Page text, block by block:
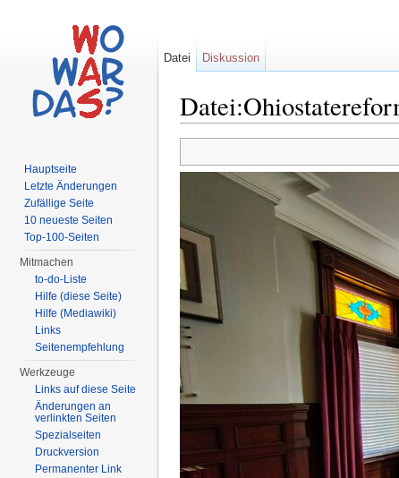
Datei Diskussion
Hauptseite
Letzte Änderungen
Zufällige Seite
10 neueste Seiten
Top-100-Seiten
Mitmachen
to-do-Liste
Hilfe (diese Seite)
Hilfe (Mediawiki)
Links
Seitenempfehlung
Werkzeuge
Links auf diese Seite
Änderungen an
verlinkten Seiten
Spezialseiten
Druckversion
Permanenter Link